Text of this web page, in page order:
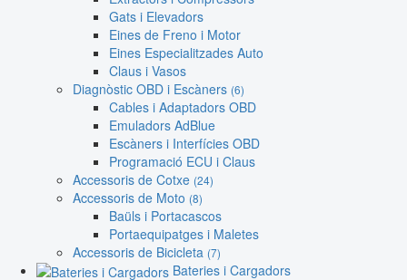
Gats i Elevadors
Eines de Freno i Motor
Eines Especialitzades Auto
Claus i Vasos
Diagnòstic OBD i Escàners (6)
Cables i Adaptadors OBD
Emuladors AdBlue
Escàners i Interfícies OBD
Programació ECU i Claus
Accessoris de Cotxe (24)
Accessoris de Moto (8)
Baüls i Portacascos
Portaequipatges i Maletes
Accessoris de Bicicleta (7)
Bateries i Cargadors